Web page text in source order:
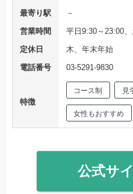
最寄り駅
－
営業時間
平日9:30～23:00
定休日
木、年末年始
電話番号
03-5291-9830
特徴
コース制 見
女性もおすすめ
公式サ